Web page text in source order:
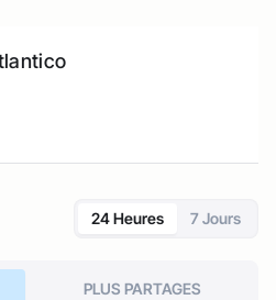
24 Heures 7 Jours
PLUS PARTAGES